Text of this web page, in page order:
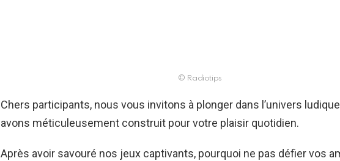
© Radiotips
Chers participants, nous vous invitons à plonger dans l’univers
avons méticuleusement construit pour votre plaisir quotidien.
Après avoir savouré nos jeux captivants, pourquoi ne pas défier vos